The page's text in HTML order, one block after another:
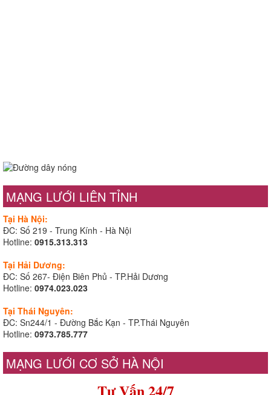
MẠNG LƯỚI LIÊN TỈNH
Tại Hà Nội:
ĐC: Số 219 - Trung Kính - Hà Nội
Hotline: 0915.313.313
Tại Hải Dương:
ĐC: Số 267- Điện Biên Phủ - TP.Hải Dương
Hotline: 0974.023.023
Tại Thái Nguyên:
ĐC: Sn244/1 - Đường Bắc Kạn - TP.Thái Nguyên
Hotline: 0973.785.777
MẠNG LƯỚI CƠ SỞ HÀ NỘI
Tư Vấn 24/7